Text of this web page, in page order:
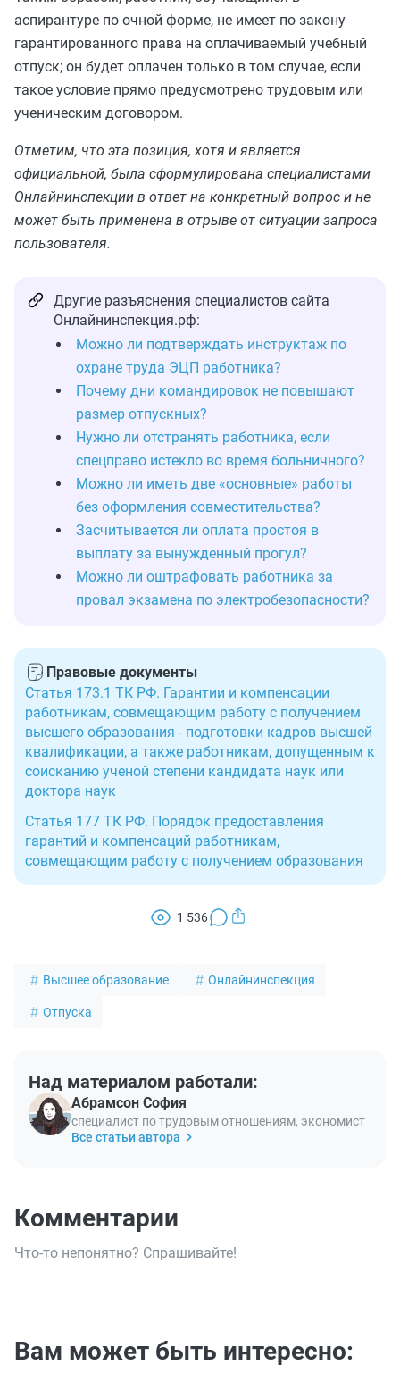
аспирантуре по очной форме, не имеет по закону
гарантированного права на оплачиваемый учебный
отпуск; он будет оплачен только в том случае, если
такое условие прямо предусмотрено трудовым или
ученическим договором.
Отметим, что эта позиция, хотя и является
официальной, была сформулирована специалистами
Онлайнинспекции в ответ на конкретный вопрос и не
может быть применена в отрыве от ситуации запроса
пользователя.
Другие разъяснения специалистов сайта
Онлайнинспекция.рф:
Можно ли подтверждать инструктаж по
охране труда ЭЦП работника?
Почему дни командировок не повышают
размер отпускных?
Нужно ли отстранять работника, если
спецправо истекло во время больничного?
Можно ли иметь две «основные» работы
без оформления совместительства?
Засчитывается ли оплата простоя в
выплату за вынужденный прогул?
Можно ли оштрафовать работника за
провал экзамена по электробезопасности?
Правовые документы
Статья 173.1 ТК РФ. Гарантии и компенсации
работникам, совмещающим работу с получением
высшего образования - подготовки кадров высшей
квалификации, а также работникам, допущенным к
соисканию ученой степени кандидата наук или
доктора наук
Статья 177 ТК РФ. Порядок предоставления
гарантий и компенсаций работникам,
совмещающим работу с получением образования
1 536
Высшее образование Онлайнинспекция
Отпуска
Над материалом работали:
Абрамсон София
специалист по трудовым отношениям, экономист
Все статьи автора
Комментарии
Что-то непонятно? Спрашивайте!
Вам может быть интересно: